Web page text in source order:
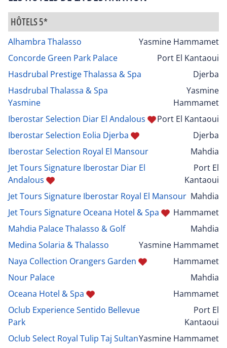
HÔTELS 5*
Alhambra Thalasso
Yasmine Hammamet
Concorde Green Park Palace
Port El Kantaoui
Hasdrubal Prestige Thalassa & Spa
Djerba
Hasdrubal Thalassa & Spa
Yasmine
Yasmine
Hammamet
Iberostar Selection Diar El Andalous
Port El Kantaoui
Iberostar Selection Eolia Djerba
Djerba
Iberostar Selection Royal El Mansour
Mahdia
Jet Tours Signature Iberostar Diar El
Andalous
Port El
Kantaoui
Jet Tours Signature Iberostar Royal El Mansour Mahdia
Jet Tours Signature Oceana Hotel & Spa
Hammamet
Mahdia Palace Thalasso & Golf
Mahdia
Medina Solaria & Thalasso
Yasmine Hammamet
Naya Collection Orangers Garden
Hammamet
Nour Palace
Mahdia
Oceana Hotel & Spa
Hammamet
Oclub Experience Sentido Bellevue
Park
Port El
Kantaoui
Oclub Select Royal Tulip Taj SultanYasmine Hammamet